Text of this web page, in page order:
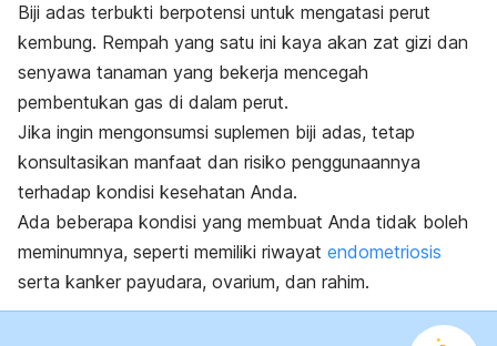
Biji adas terbukti berpotensi untuk mengatasi perut
kembung. Rempah yang satu ini kaya akan zat gizi dan
senyawa tanaman yang bekerja mencegah
pembentukan gas di dalam perut.
Jika ingin mengonsumsi suplemen biji adas, tetap
konsultasikan manfaat dan risiko penggunaannya
terhadap kondisi kesehatan Anda.
Ada beberapa kondisi yang membuat Anda tidak boleh
meminumnya, seperti memiliki riwayat endometriosis
serta kanker payudara, ovarium, dan rahim.